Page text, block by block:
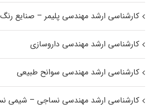
کارشناسی ارشد مهندسی پلیمر – صنایع رنگ
کارشناسی ارشد مهندسی داروسازی
کارشناسی ارشد مهندسی سوانح طبیعی
کارشناسی ارشد مهندسی نساجی – شیمی